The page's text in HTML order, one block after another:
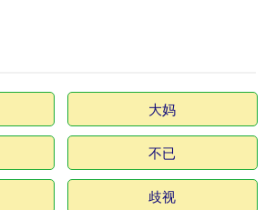
大妈
不已
歧视